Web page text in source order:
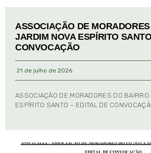
ASSOCIAÇÃO DE
JARDIM NOVA ESPÍRITO
CONVOCAÇÃO
21 de julho de 2026
ASSOCIAÇÃO DE MORADORES DO BAIRRO
ESPÍRITO SANTO – EDITAL DE